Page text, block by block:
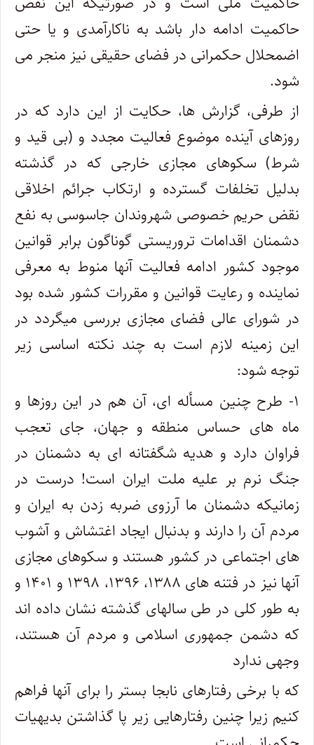
حاکمیت ادامه دار باشد به ناکارآمدی و یا حتی
اضمحلال حکمرانی در فضای حقیقی نیز منجر می
شود.
از طرفی، گزارش ها، حکایت از این دارد که در
روزهای آینده موضوع فعالیت مجدد و (بی قید و
شرط) سکوهای مجازی خارجی که در گذشته
بدلیل تخلفات گسترده و ارتکاب جرائم اخلاقی
نقض حریم خصوصی شهروندان جاسوسی به نفع
دشمنان اقدامات تروریستی گوناگون برابر قوانین
موجود کشور ادامه فعالیت آنها منوط به معرفی
نماینده و رعایت قوانین و مقررات کشور شده بود
در شورای عالی فضای مجازی بررسی میگردد در
این زمینه لازم است به چند نکته اساسی زیر
توجه شود:
۱- طرح چنین مسأله ای، آن هم در این روزها و
ماه های حساس منطقه و جهان، جای تعجب
فراوان دارد و هدیه شگفتانه ای به دشمنان در
جنگ نرم بر علیه ملت ایران است! درست در
زمانیکه دشمنان ما آرزوی ضربه زدن به ایران و
مردم آن را دارند و بدنبال ایجاد اغتشاش و آشوب
های اجتماعی در کشور هستند و سکوهای مجازی
آنها نیز در فتنه های ۱۳۸۸، ۱۳۹۶، ۱۳۹۸ و ۱۴۰۱ و
به طور کلی در طی سالهای گذشته نشان داده اند
که دشمن جمهوری اسلامی و مردم آن هستند،
وجهی ندارد
که با برخی رفتارهای نابجا بستر را برای آنها فراهم
کنیم زیرا چنین رفتارهایی زیر پا گذاشتن بدیهیات